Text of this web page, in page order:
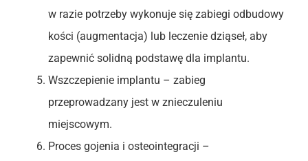
w razie potrzeby wykonuje się zabiegi odbudowy
kości (augmentacja) lub leczenie dziąseł, aby
zapewnić solidną podstawę dla implantu.
Wszczepienie implantu – zabieg
przeprowadzany jest w znieczuleniu
miejscowym.
Proces gojenia i osteointegracji –